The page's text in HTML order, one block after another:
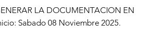
LA DOCUMENTACION EN
Sabado 08 Noviembre 2025.